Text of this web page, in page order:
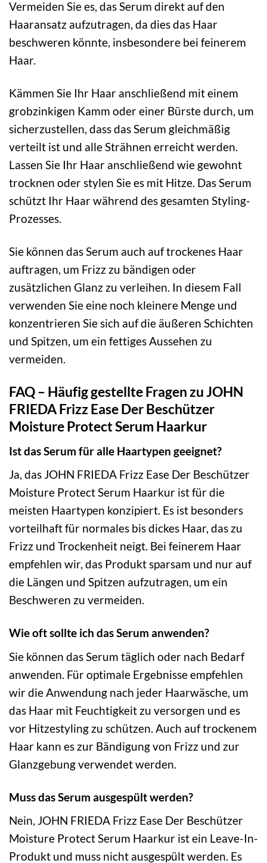
Vermeiden Sie es, das Serum direkt auf den
Haaransatz aufzutragen, da dies das Haar
beschweren könnte, insbesondere bei feinerem
Haar.
Kämmen Sie Ihr Haar anschließend mit einem
grobzinkigen Kamm oder einer Bürste durch, um
sicherzustellen, dass das Serum gleichmäßig
verteilt ist und alle Strähnen erreicht werden.
Lassen Sie Ihr Haar anschließend wie gewohnt
trocknen oder stylen Sie es mit Hitze. Das Serum
schützt Ihr Haar während des gesamten Styling-
Prozesses.
Sie können das Serum auch auf trockenes Haar
auftragen, um Frizz zu bändigen oder
zusätzlichen Glanz zu verleihen. In diesem Fall
verwenden Sie eine noch kleinere Menge und
konzentrieren Sie sich auf die äußeren Schichten
und Spitzen, um ein fettiges Aussehen zu
vermeiden.
FAQ – Häufig gestellte Fragen zu JOHN
FRIEDA Frizz Ease Der Beschützer
Moisture Protect Serum Haarkur
Ist das Serum für alle Haartypen geeignet?
Ja, das JOHN FRIEDA Frizz Ease Der Beschützer
Moisture Protect Serum Haarkur ist für die
meisten Haartypen konzipiert. Es ist besonders
vorteilhaft für normales bis dickes Haar, das zu
Frizz und Trockenheit neigt. Bei feinerem Haar
empfehlen wir, das Produkt sparsam und nur auf
die Längen und Spitzen aufzutragen, um ein
Beschweren zu vermeiden.
Wie oft sollte ich das Serum anwenden?
Sie können das Serum täglich oder nach Bedarf
anwenden. Für optimale Ergebnisse empfehlen
wir die Anwendung nach jeder Haarwäsche, um
das Haar mit Feuchtigkeit zu versorgen und es
vor Hitzestyling zu schützen. Auch auf trockenem
Haar kann es zur Bändigung von Frizz und zur
Glanzgebung verwendet werden.
Muss das Serum ausgespült werden?
Nein, JOHN FRIEDA Frizz Ease Der Beschützer
Moisture Protect Serum Haarkur ist ein Leave-In-
Produkt und muss nicht ausgespült werden. Es